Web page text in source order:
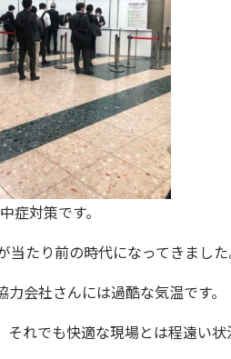
症対策です。
たり前の時代になってきました
会社さんには過酷な気温です。
れでも快適な現場とは程遠い状